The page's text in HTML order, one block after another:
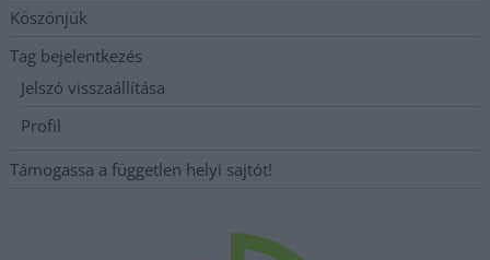
Köszönjük
Tag bejelentkezés
Jelszó visszaállítása
Profil
Támogassa a független helyi sajtót!